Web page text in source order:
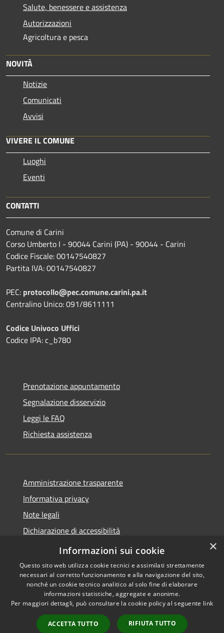
Salute, benessere e assistenza
Autorizzazioni
Agricoltura e pesca
NOVITÀ
Notizie
Comunicati
Avvisi
VIVERE IL COMUNE
Luoghi
Eventi
CONTATTI
Comune di Carini
Corso Umberto I - 90044 Carini (PA) - 90044 - Carini
Codice Fiscale: 00147540827
Partita IVA: 00147540827
PEC: protocollo@pec.comune.carini.pa.it
Centralino Unico: 091/8611111
Codice Univoco Uffici
Codice IPA: c_b780
Prenotazione appuntamento
Segnalazione disservizio
Leggi le FAQ
Richiesta assistenza
Amministrazione trasparente
Informativa privacy
Note legali
Dichiarazione di accessibilità
Privacy e protezione dei dati
Accessibilità
Copyright © 2026 • Comune di
Carini • Powered by
Municipium•
Accesso
×
Informazioni sui cookie
Questo sito web utilizza cookie tecnici e assimilati strettamente
necessari al corretto funzionamento e alla navigazione del sito,
nonché un cookie tecnico analitico al solo fine di elaborare
informazioni statistiche, aggregate e anonime.
Per maggiori dettagli, può consultare la cookie policy al seguente link
ACCETTA TUTTO RIFIUTA TUTTO